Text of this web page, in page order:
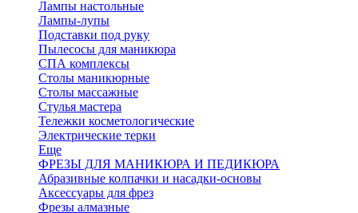
Лампы настольные
Лампы-лупы
Подставки под руку
Пылесосы для маникюра
СПА комплексы
Столы маникюрные
Столы массажные
Стулья мастера
Тележки косметологические
Электрические терки
Еще
ФРЕЗЫ ДЛЯ МАНИКЮРА И ПЕДИКЮРА
Абразивные колпачки и насадки-основы
Аксессуары для фрез
Фрезы алмазные